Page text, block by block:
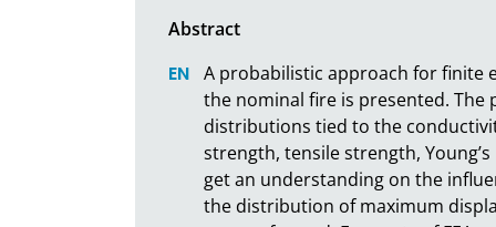
A probabilistic approach for finite
the nominal fire is presented. The
distributions tied to the
strength, tensile strength,
get an understanding on the
the distribution of maximum